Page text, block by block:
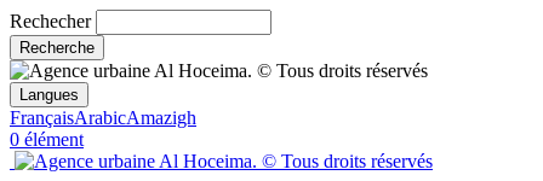
Rechecher
Langues
FrançaisArabicAmazigh
0 élément